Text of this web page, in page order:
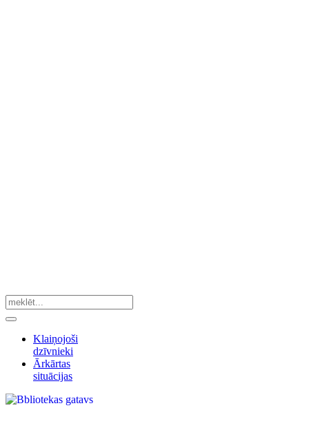
Klaiņojoši
dzīvnieki
Ārkārtas
situācijas